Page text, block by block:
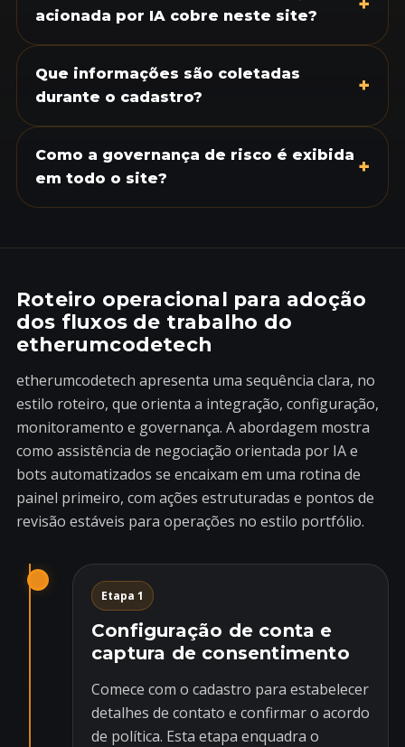
acionada por IA cobre neste site?
Que informações são coletadas
durante o cadastro?
+
Como a governança de risco é exibida
em todo o site?
+
Roteiro operacional para adoção
dos fluxos de trabalho do
etherumcodetech
etherumcodetech apresenta uma sequência clara, no
estilo roteiro, que orienta a integração, configuração,
monitoramento e governança. A abordagem mostra
como assistência de negociação orientada por IA e
bots automatizados se encaixam em uma rotina de
painel primeiro, com ações estruturadas e pontos de
revisão estáveis para operações no estilo portfólio.
Etapa 1
Configuração de conta e
captura de consentimento
Comece com o cadastro para estabelecer
detalhes de contato e confirmar o acordo
de política. Esta etapa enquadra o